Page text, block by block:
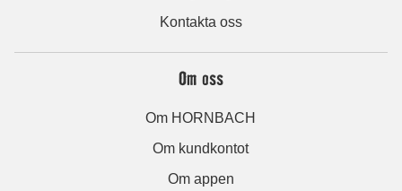
Kontakta oss
Om oss
Om HORNBACH
Om kundkontot
Om appen